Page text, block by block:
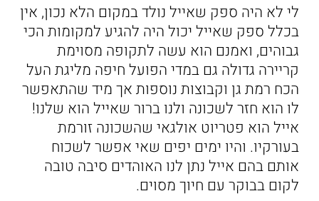
לי לא היה ספק שאייל נולד במקום הלא נכון, אין
בכלל ספק שאייל יכול היה להגיע למקומות הכי
גבוהים, ואמנם הוא עשה לתקופה מסוימת
קריירה גדולה גם במדי הפועל חיפה מליגת העל
הכח רמת גן וקבוצות נוספות אך מיד שהתאפשר
לו הוא חזר לשכונה ולנו ברור שאייל הוא שלנו!
אייל הוא פטריוט אולגאי שהשכונה זורמת
בעורקיו. והיו ימים יפים שאי אפשר לשכוח
אותם בהם אייל נתן לנו האוהדים סיבה טובה
לקום בבוקר עם חיוך מסוים.